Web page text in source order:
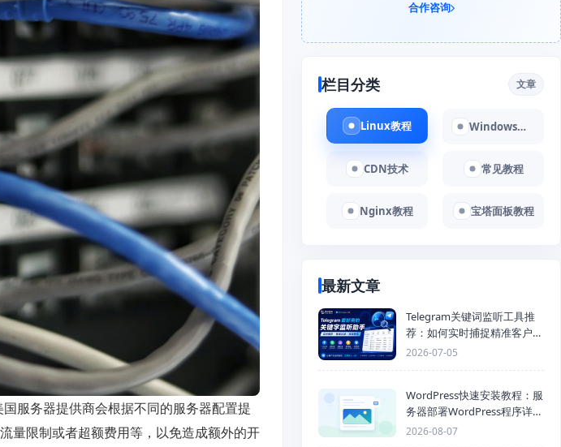
服务器提供商会根据不同的服务器配置提
量限制或者超额费用等，以免造成额外的开
合作咨询
栏目分类 文章
Linux教程 Windows教程
CDN技术 常见教程
Nginx教程 宝塔面板教程
最新文章
Telegram关键词监听工具推
荐：如何实时捕捉精准客户，
提高获客效率？
2026-07-05
WordPress快速安装教程：服
务器部署WordPress程序详细
步骤
2026-08-07